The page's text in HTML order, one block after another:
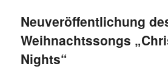
Neuveröffentlichung
Weihnachtssongs
Nights“